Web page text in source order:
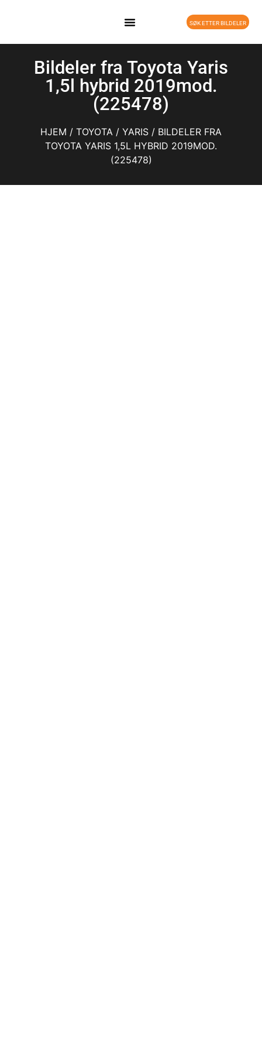
SØK ETTER BILDELER
Bildeler fra Toyota Yaris
1,5l hybrid 2019mod.
(225478)
HJEM / TOYOTA / YARIS / BILDELER FRA
TOYOTA YARIS 1,5L HYBRID 2019MOD.
(225478)